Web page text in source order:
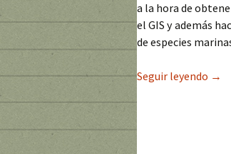
a la hora de
el GIS y además
de especies
Seguir leyendo →